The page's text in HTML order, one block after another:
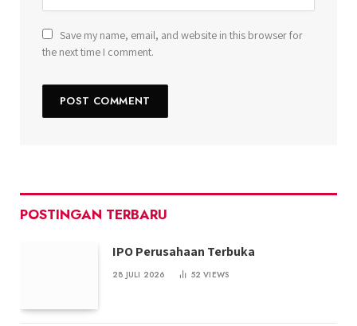
Save my name, email, and website in this browser for
the next time I comment.
POSTINGAN TERBARU
IPO Perusahaan Terbuka
28 JULI 2026 52VIEWS